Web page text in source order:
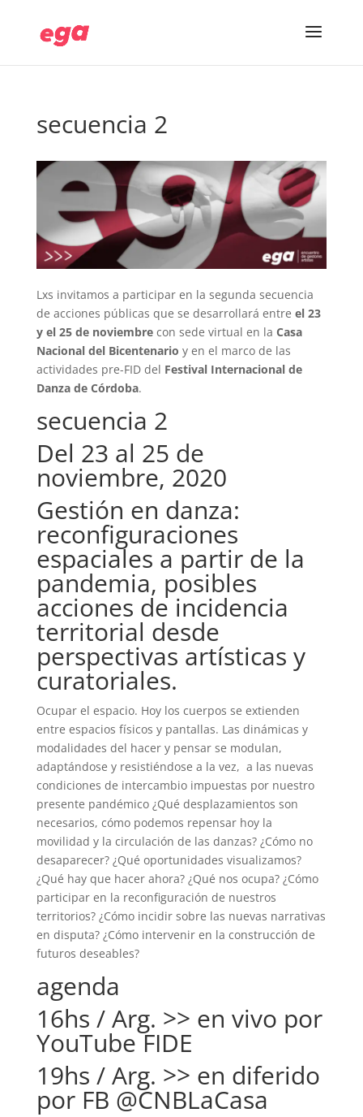
secuencia 2
Lxs invitamos a participar en la segunda secuencia
de acciones públicas que se desarrollará entre el 23
y el 25 de noviembrecon sede virtual en la Casa
Nacional del Bicentenario y en el marco de las
actividades pre-FID del Festival Internacional de
Danza de Córdoba.
secuencia 2
Del 23 al 25 de
noviembre, 2020
Gestión en danza:
reconfiguraciones
espaciales a partir de la
pandemia, posibles
acciones de incidencia
territorial desde
perspectivas artísticas y
curatoriales.
Ocupar el espacio. Hoy los cuerpos se extienden
entre espacios físicos y pantallas. Las dinámicas y
modalidades del hacer y pensar se modulan,
adaptándose y resistiéndose a la vez, a las nuevas
condiciones de intercambio impuestas por nuestro
presente pandémico ¿Qué desplazamientos son
necesarios, cómo podemos repensar hoy la
movilidad y la circulación de las danzas? ¿Cómo no
desaparecer? ¿Qué oportunidades visualizamos?
¿Qué hay que hacer ahora? ¿Qué nos ocupa? ¿Cómo
participar en la reconfiguración de nuestros
territorios? ¿Cómo incidir sobre las nuevas narrativas
en disputa? ¿Cómo intervenir en la construcción de
futuros deseables?
agenda
16hs / Arg. >> en vivo por
YouTube FIDE
19hs / Arg. >> en diferido
por FB @CNBLaCasa